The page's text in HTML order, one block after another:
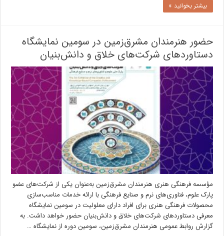
بیشتر بخوانید »
حضور هنرمندان مشرق‌زمین در سومین نمایشگاه
دستاورد‌های شرکت‌های خلاق و دانش‌بنیان
مؤسسه فرهنگی هنری هنرمندان مشرق‌زمین به‌عنوان یکی از شرکت‌های عضو
پارک علوم، فناوری‌های نرم و صنایع فرهنگی با ارائه خدمات مناسب‌سازی
محصولات فرهنگی هنری برای افراد دارای معلولیت در سومین نمایشگاه
معرفی دستاوردهای شرکت‌های خلاق و دانش‌بنیان حضور خواهد داشت. به
گزارش روابط عمومی هنرمندان مشرق‌زمین، سومین دوره از نمایشگاه …